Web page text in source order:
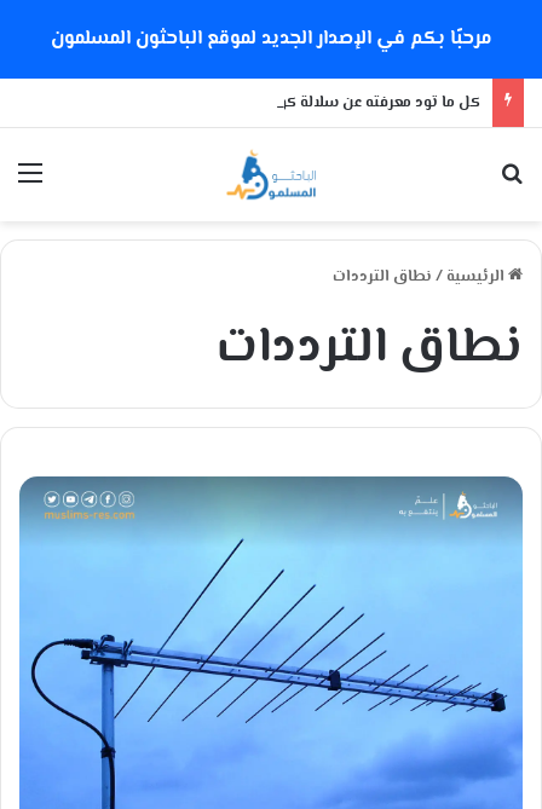
مرحبًا بكم في الإصدار الجديد لموقع الباحثون المسلمون
كل ما تود معرفته عن سلالة كورونا الجديدة
الرئيسية / نطاق الترددات
نطاق الترددات